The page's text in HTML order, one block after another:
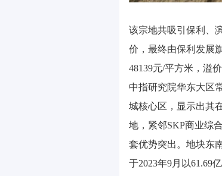
该宗地共吸引保利、
价，最终由保利发展
48139元/平方米，溢价
中指研究院华东大区
城核心区，显示出其
地，紧邻SKP商业综
套优势突出。地块东
于2023年9月以61.69